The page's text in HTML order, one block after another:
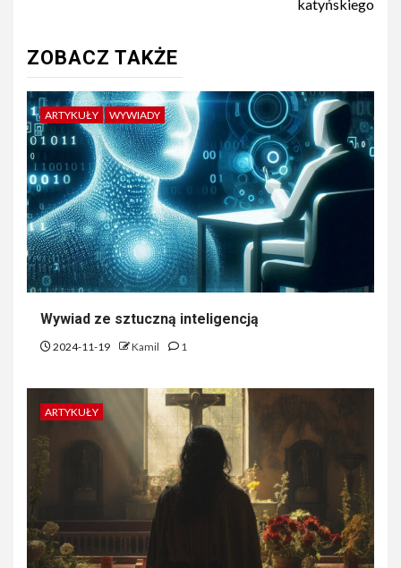
katyńskiego
ZOBACZ TAKŻE
ARTYKUŁY WYWIADY
Wywiad ze sztuczną inteligencją
2024-11-19 Kamil 1
ARTYKUŁY